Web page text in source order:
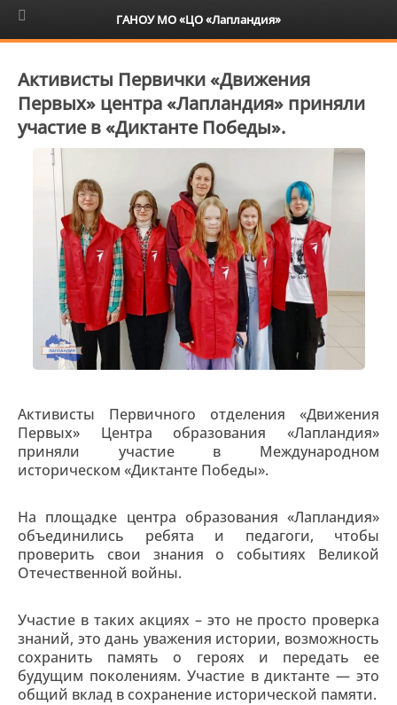
6+
Активисты Первички «Движения
Первых» центра «Лапландия» приняли
участие в «Диктанте Победы».
Активисты Первичного отделения «Движения
Первых» Центра образования «Лапландия»
приняли участие в Международном
историческом «Диктанте Победы».
На площадке центра образования «Лапландия»
объединились ребята и педагоги, чтобы
проверить свои знания о событиях Великой
Отечественной войны.
Участие в таких акциях – это не просто проверка
знаний, это дань уважения истории, возможность
сохранить память о героях и передать ее
будущим поколениям. Участие в диктанте — это
общий вклад в сохранение исторической памяти.
ГАНОУ МО «ЦО «Лапландия»